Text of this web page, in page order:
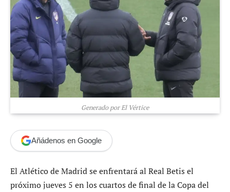
Generado por El Vértice
Añádenos en Google
El Atlético de Madrid se enfrentará al Real Betis el
próximo jueves 5 en los cuartos de final de la Copa del